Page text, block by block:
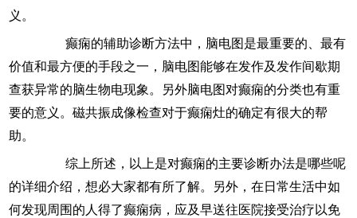
义。
癫痫的辅助诊断方法中，脑电图是最重要的、最有
价值和最方便的手段之一，脑电图能够在发作及发作间歇期
查获异常的脑生物电现象。另外脑电图对癫痫的分类也有重
要的意义。磁共振成像检查对于癫痫灶的确定有很大的帮
助。
综上所述，以上是对癫痫的主要诊断办法是哪些呢
的详细介绍，想必大家都有所了解。另外，在日常生活中如
何发现周围的人得了癫痫病，应及早送往医院接受治疗以免